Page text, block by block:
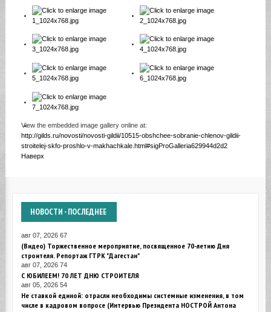
View the embedded image gallery online at:
http://gilds.ru/novosti/novosti-gildii/10515-obshchee-sobranie-chlenov-gildii-
stroitelej-skfo-proshlo-v-makhachkale.html#sigProGalleria629944d2d2
Наверх
НОВОСТИ - ПОСЛЕДНЕЕ
авг 07, 2026 67
(Видео) Торжественное мероприятие, посвященное 70-летию Дня
строителя. Репортаж ГТРК "Дагестан"
авг 07, 2026 74
С ЮБИЛЕЕМ! 70 ЛЕТ ДНЮ СТРОИТЕЛЯ
авг 05, 2026 54
Не ставкой единой: отрасли необходимы системные изменения, в том
числе в кадровом вопросе (Интервью Президента НОСТРОЙ Антона